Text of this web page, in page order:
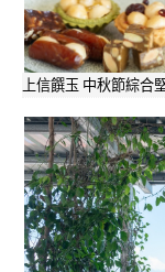
上信饌玉 中秋節綜合